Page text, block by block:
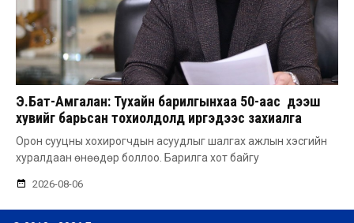
Э.Бат-Амгалан: Тухайн барилгынхаа 50-аас дээш
хувийг барьсан тохиолдолд иргэдээс захиалга
авдаг болгоно
Орон сууцны хохирогчдын асуудлыг шалгах ажлын хэсгийн
хуралдаан өнөөдөр боллоо. Барилга хот байгу
2026-08-06